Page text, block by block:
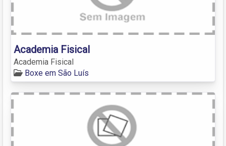
Academia Fisical
Academia Fisical
Boxe em São Luís